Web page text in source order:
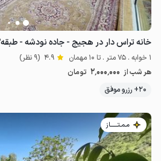
خانه تراس دار در هجیج - جاده نودشه - طبقه۲
1 خوابه . 75 متر . تا 10 مهمان 4.9 (9 نظر)
هر شب از 2٬000٬000 تومان
20+ رزرو موفق
مـمـتــــــاز